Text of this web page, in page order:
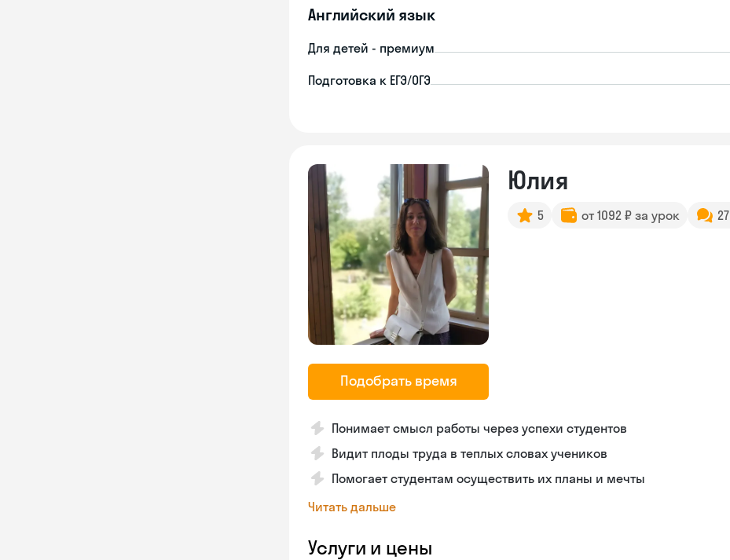
Английский язык
Для детей - премиум
Подготовка к ЕГЭ/ОГЭ
Подобрать время
Юлия
5 от 1092 ₽ за урок
Понимает смысл работы через успехи студентов
Видит плоды труда в теплых словах учеников
Помогает студентам осуществить их планы и мечты
Читать дальше
Услуги и цены